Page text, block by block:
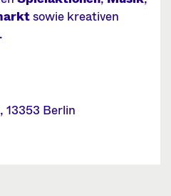
sowie kreativen
.
Berlin